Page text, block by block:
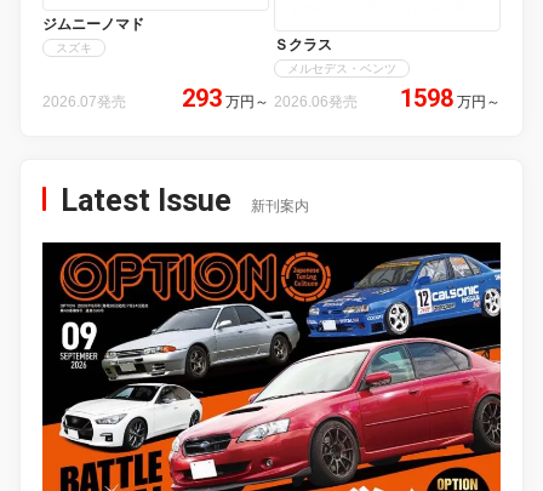
ジムニーノマド
スズキ
2026.07発売 293 万円 ～
Ｓクラス
メルセデス・ベンツ
2026.06発売 1598 万円 ～
Latest Issue 新刊案内